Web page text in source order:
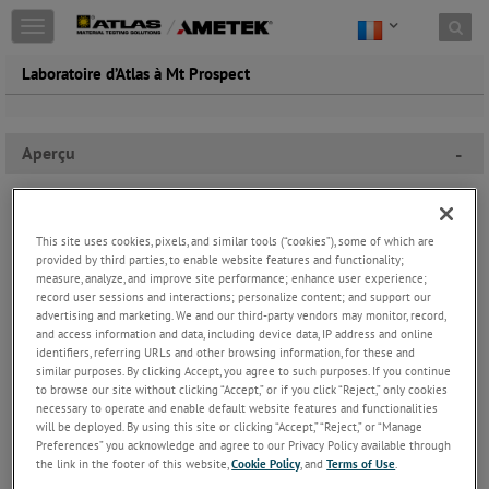
Toggle
navigation
Laboratoire d’Atlas à Mt Prospect
Aperçu -
This site uses cookies, pixels, and similar tools (“cookies”), some of which are
provided by third parties, to enable website features and functionality;
measure, analyze, and improve site performance; enhance user experience;
record user sessions and interactions; personalize content; and support our
advertising and marketing. We and our third-party vendors may monitor, record,
and access information and data, including device data, IP address and online
identifiers, referring URLs and other browsing information, for these and
similar purposes. By clicking Accept, you agree to such purposes. If you continue
to browse our site without clicking “Accept,” or if you click “Reject,” only cookies
necessary to operate and enable default website features and functionalities
will be deployed. By using this site or clicking “Accept,” “Reject,” or “Manage
Preferences” you acknowledge and agree to our Privacy Policy available through
the link in the footer of this website,Cookie Policy, andTerms of Use